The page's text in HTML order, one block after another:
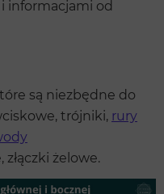
informacjami od
są niezbędne do
trójniki, rury
żelowe.